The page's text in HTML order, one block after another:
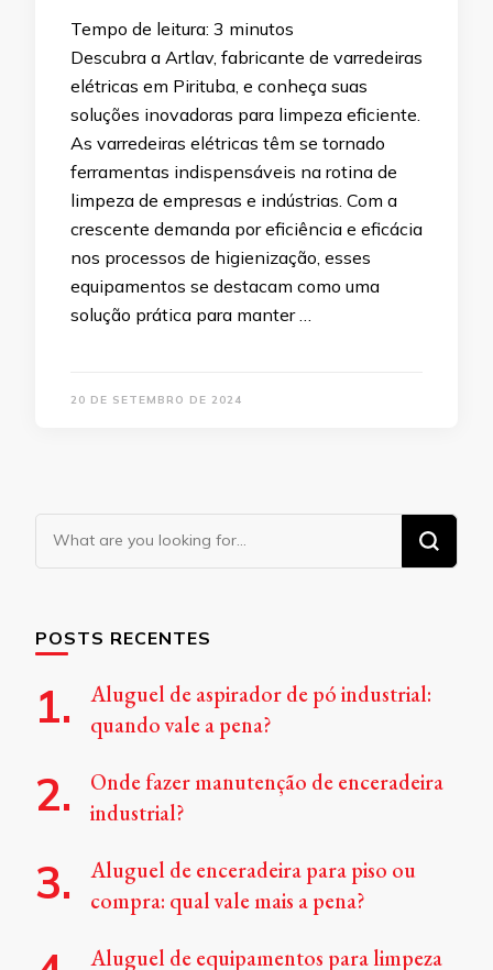
Tempo de leitura: 3 minutos
Descubra a Artlav, fabricante de varredeiras
elétricas em Pirituba, e conheça suas
soluções inovadoras para limpeza eficiente.
As varredeiras elétricas têm se tornado
ferramentas indispensáveis na rotina de
limpeza de empresas e indústrias. Com a
crescente demanda por eficiência e eficácia
nos processos de higienização, esses
equipamentos se destacam como uma
solução prática para manter …
20 DE SETEMBRO DE 2024
Looking
for
POSTS RECENTES
Aluguel de aspirador de pó industrial:
quando vale a pena?
Onde fazer manutenção de enceradeira
industrial?
Aluguel de enceradeira para piso ou
compra: qual vale mais a pena?
Aluguel de equipamentos para limpeza